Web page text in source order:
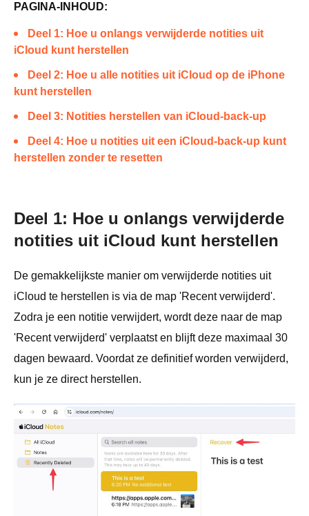
PAGINA-INHOUD:
Deel 1: Hoe u onlangs verwijderde notities uit
iCloud kunt herstellen
Deel 2: Hoe u alle notities uit iCloud op de iPhone
kunt herstellen
Deel 3: Notities herstellen van iCloud-back-up
Deel 4: Hoe u notities uit een iCloud-back-up kunt
herstellen zonder te resetten
Deel 1: Hoe u onlangs verwijderde
notities uit iCloud kunt herstellen
De gemakkelijkste manier om verwijderde notities uit
iCloud te herstellen is via de map 'Recent verwijderd'.
Zodra je een notitie verwijdert, wordt deze naar de map
'Recent verwijderd' verplaatst en blijft deze maximaal 30
dagen bewaard. Voordat ze definitief worden verwijderd,
kun je ze direct herstellen.